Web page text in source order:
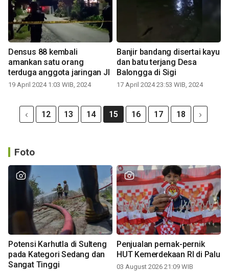
Densus 88 kembali
amankan satu orang
terduga anggota jaringan JI
19 April 2024 1:03 WIB, 2024
Banjir bandang disertai kayu
dan batu terjang Desa
Balongga di Sigi
17 April 2024 23:53 WIB, 2024
12 13 14 15 16 17 18
Foto
Potensi Karhutla di Sulteng
pada Kategori Sedang dan
Sangat Tinggi
Penjualan pernak-pernik
HUT Kemerdekaan RI di Palu
03 August 2026 21:09 WIB